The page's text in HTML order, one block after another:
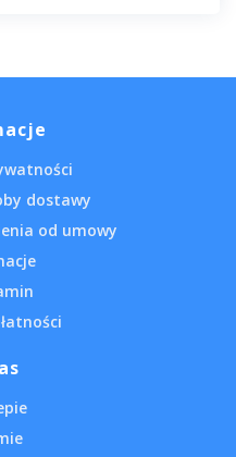
dostawy
od umowy